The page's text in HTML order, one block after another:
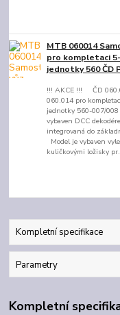
MTB 060014
pro kompletaci
jednotky 560 ČD
!!! AKCE !!! ČD
060.014 pro
jednotky 560-007/
vybaven DCC
integrovaná do
Model je vybaven
kuličkovými ložisky
Kompletní specifikace
Parametry
Kompletní